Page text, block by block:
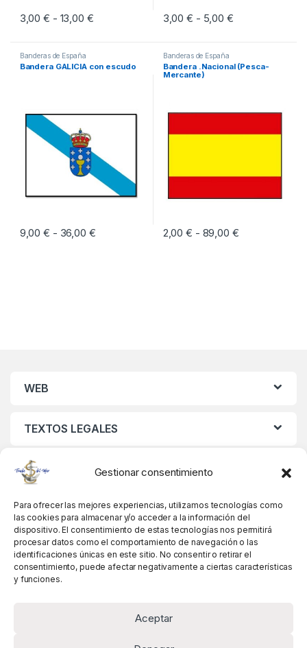
Gestionar consentimiento
Para ofrecer las mejores experiencias, utilizamos tecnologías como
las cookies para almacenar y/o acceder a la información del
dispositivo. El consentimiento de estas tecnologías nos permitirá
procesar datos como el comportamiento de navegación o las
identificaciones únicas en este sitio. No consentir o retirar el
consentimiento, puede afectar negativamente a ciertas características
y funciones.
Aceptar
3,00€ - 13,00 €Rango de precios: desde 3,00 € hasta 13,00 €
Este producto tiene múltiples variantes. Las opciones se pueden
3,00€ - 5,00 €Rango de
Este producto tiene múltiples
Banderas de España
Bandera GALICIA con escudo
9,00€ - 36,00 €Rango de precios: desde 9,00 € hasta 36,00
Banderas de España
Bandera .Nacional (Pesca-
Mercante)
2,00€ - 89,00 €Rango de
WEB
TEXTOS LEGALES
MIS DATOS